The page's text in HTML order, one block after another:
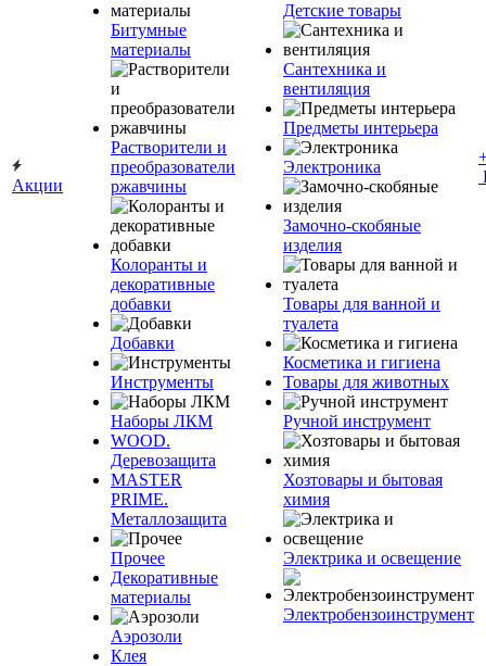
Акции
Битумные
материалы
Растворители и
преобразователи
ржавчины
Колоранты и
декоративные
добавки
Добавки
Инструменты
Наборы ЛКМ
WOOD.
Деревозащита
MASTER
PRIME.
Металлозащита
Прочее
Декоративные
материалы
Аэрозоли
Клея
Детские товары
Сантехника и
вентиляция
Предметы интерьера
Электроника
Замочно-скобяные
изделия
Товары для ванной и
туалета
Косметика и гигиена
Товары для животных
Ручной инструмент
Хозтовары и бытовая
химия
Электрика и освещение
Электробензоинструмент